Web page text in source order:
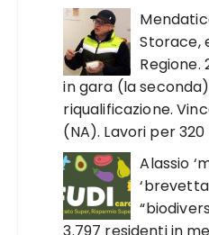
Storace,
Regione.
in gara (la
riqualificazione.
(NA). Lavori per
Alassio